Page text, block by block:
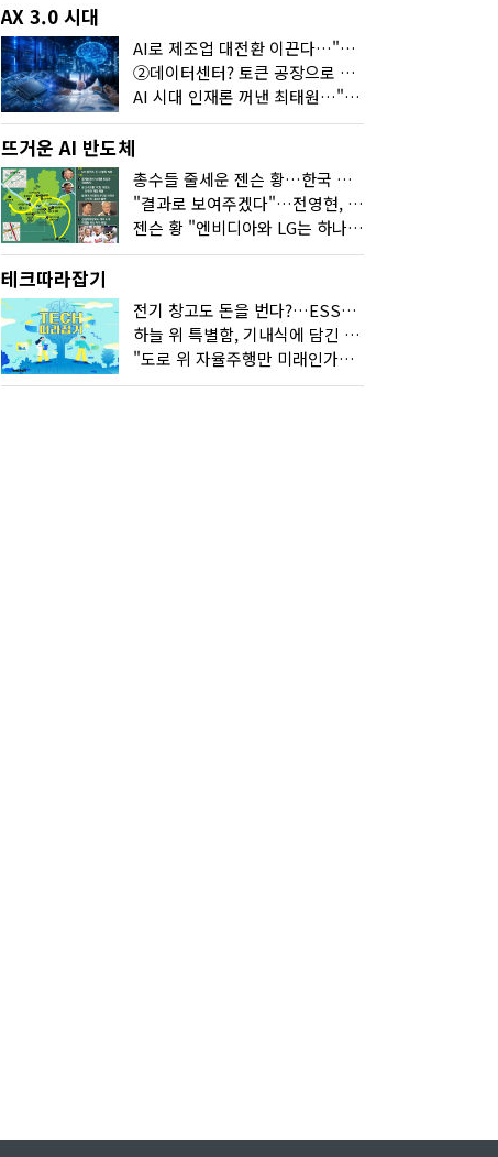
AX 3.0 시대
AI로 제조업 대전환 이끈다…"2030년까지 민관합동 20조 투자"
②데이터센터? 토큰 공장으로 변신
AI 시대 인재론 꺼낸 최태원…"협업이 경쟁력"
뜨거운 AI 반도체
총수들 줄세운 젠슨 황…한국 산업계 새판 짰다
"결과로 보여주겠다"…전영현, 젠슨 황과 HBM5 논의
젠슨 황 "엔비디아와 LG는 하나의 거대한 팀"
테크따라잡기
전기 창고도 돈을 번다?…ESS의 '두뇌' EMO가 뭐길래
하늘 위 특별함, 기내식에 담긴 기술의 세계
"도로 위 자율주행만 미래인가요"…진흙탕서 길 내는 HD현대 AI 기술